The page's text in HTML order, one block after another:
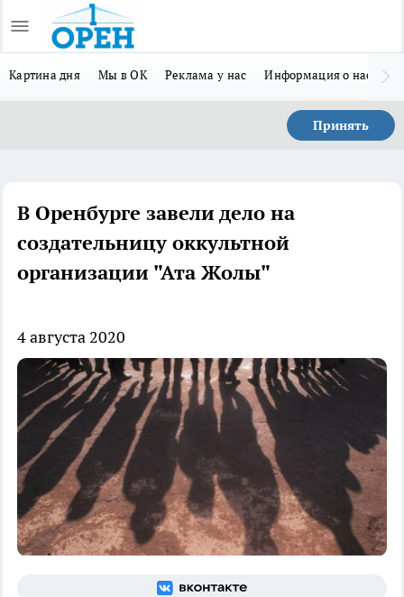
Картина дня Мы в ОК Реклама у нас Информация о нас
Принять
В Оренбурге завели дело на
создательницу оккультной
организации "Ата Жолы"
4 августа 2020